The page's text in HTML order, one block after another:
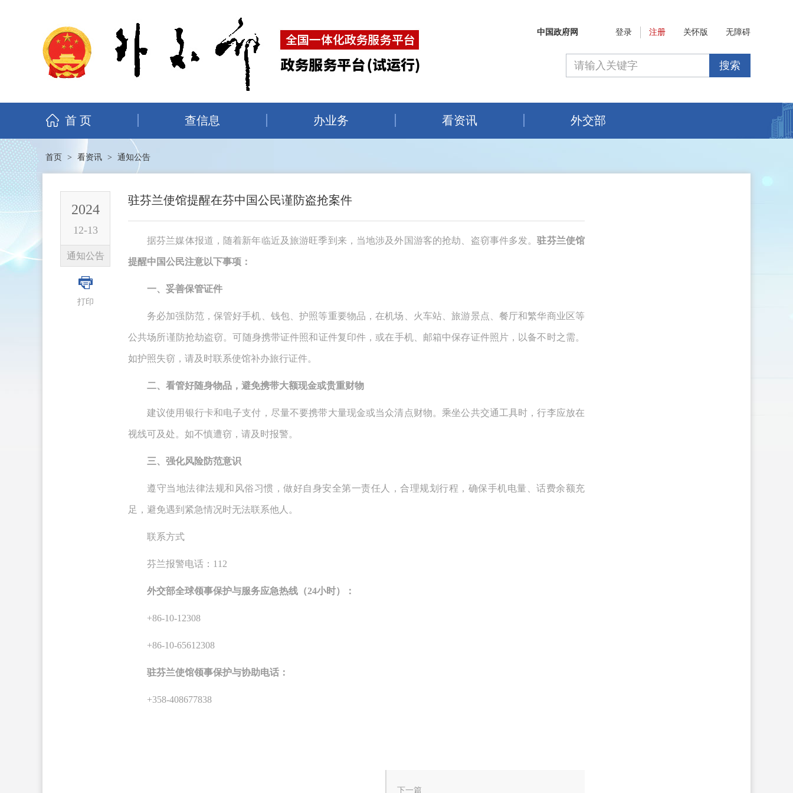
无障碍
关怀版
注册
登录
中国政府网
搜索
首 页 查信息 办业务 看资讯 外交部
首页 > 看资讯 > 通知公告
2024
12-13
通知公告
打印
驻芬兰使馆提醒在芬中国公民谨防盗抢案件
据芬兰媒体报道，随着新年临近及旅游旺季到来，当地涉及外国游客的抢劫、盗窃事件多发。驻芬兰使馆
提醒中国公民注意以下事项：
一、妥善保管证件
务必加强防范，保管好手机、钱包、护照等重要物品，在机场、火车站、旅游景点、餐厅和繁华商业区等
公共场所谨防抢劫盗窃。可随身携带证件照和证件复印件，或在手机、邮箱中保存证件照片，以备不时之需。
如护照失窃，请及时联系使馆补办旅行证件。
二、看管好随身物品，避免携带大额现金或贵重财物
建议使用银行卡和电子支付，尽量不要携带大量现金或当众清点财物。乘坐公共交通工具时，行李应放在
视线可及处。如不慎遭窃，请及时报警。
三、强化风险防范意识
遵守当地法律法规和风俗习惯，做好自身安全第一责任人，合理规划行程，确保手机电量、话费余额充
足，避免遇到紧急情况时无法联系他人。
联系方式
芬兰报警电话：112
外交部全球领事保护与服务应急热线（24小时）：
+86-10-12308
+86-10-65612308
驻芬兰使馆领事保护与协助电话：
+358-408677838
下一篇